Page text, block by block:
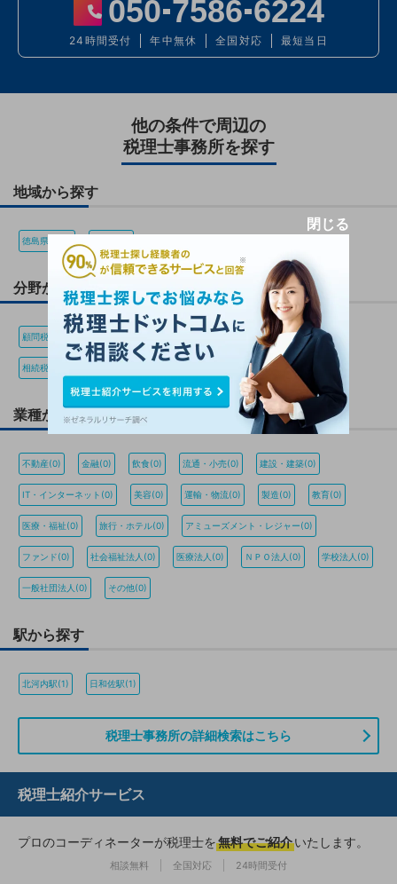
050 7586 6224
24時間受付 年中無休 全国対応 最短当日
他の条件で周辺の
税理士事務所を探す
地域から探す
徳島県(202)
分野から探す
顧問税理士(0) 資金調達(0) 節税(0) 会社設立(0) 確定申告(0)
相続税(0) 税金・お金(0)
業種から探す
不動産(0) 金融(0) 飲食(0) 流通・小売(0) 建設・建築(0)
IT・インターネット(0) 美容(0) 運輸・物流(0) 製造(0) 教育(0)
医療・福祉(0) 旅行・ホテル(0) アミューズメント・レジャー(0)
ファンド(0) 社会福祉法人(0) 医療法人(0) ＮＰＯ法人(0) 学校法人(0)
一般社団法人(0) その他(0)
駅から探す
北河内駅(1) 日和佐駅(1)
税理士事務所の詳細検索はこちら
税理士紹介サービス
プロのコーディネーターが税理士を無料でご紹介いたします。
相談無料 全国対応 24時間受付
閉じる